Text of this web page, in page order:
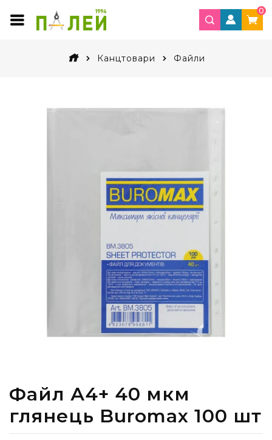
0
Канцтовари Файли
Файл А4+ 40 мкм
глянець Buromax 100 шт